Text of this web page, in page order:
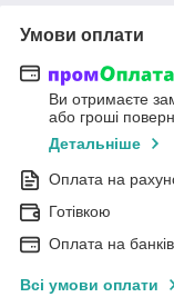
Умови оплати
Ви отримаєте
або гроші
Детальніше
Оплата на
Готівкою
Оплата на
Всі умови оплати